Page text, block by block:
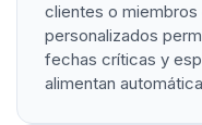
clientes o
personalizados
fechas críticas y
alimentan